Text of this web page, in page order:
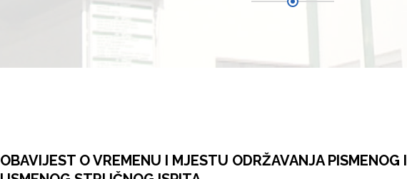
OBAVIJEST O VREMENU I MJESTU ODRŽAVANJA PISMENOG I